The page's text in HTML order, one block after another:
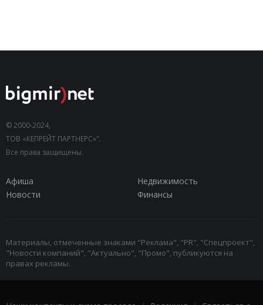
© 2000-2024,
ТОВ «КЕПРЕЙТ ПАРТНЕРС»".
Все права защищены.
Афиша
Недвижимость
Новости
Финансы
Материалы, отмеченные знаками "Реклама", "PR", "Спецпроект",
"Новости компаний", "Актуально", "Промо", публикуются на
правах рекламы.